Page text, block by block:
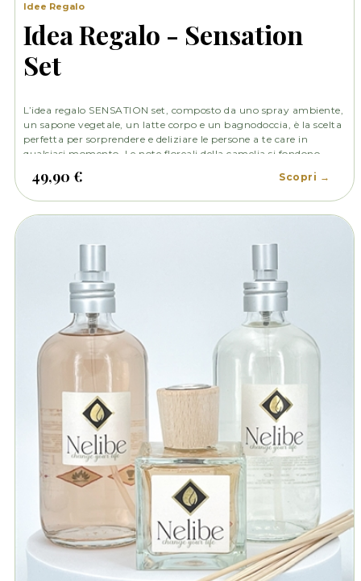
Idee Regalo
Idea Regalo - Sensation
Set
L’idea regalo SENSATION set, composto da uno spray ambiente,
un sapone vegetale, un latte corpo e un bagnodoccia, è la scelta
perfetta per sorprendere e deliziare le persone a te care in
qualsiasi momento. Le note floreali della camelia si fondono
creando una sinfonia olfattiva che dona freschezza e vitalità.
49,90 € Scopri →